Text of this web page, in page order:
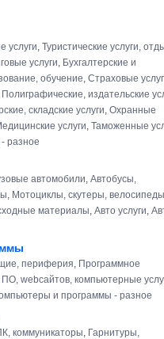
услуги, Туристические услуги,
услуги, Бухгалтерские и
обучение, Страховые
Полиграфические, издательские
складские услуги, Охранные
услуги, Таможенные
- разное
автомобили, Автобусы,
, Мотоциклы, скутеры, велосипеды
материалы, Авто услуги,
периферия, Программное
ПО, webсайтов, компьютерные
и программы - разное
коммуникаторы, Гарнитуры,